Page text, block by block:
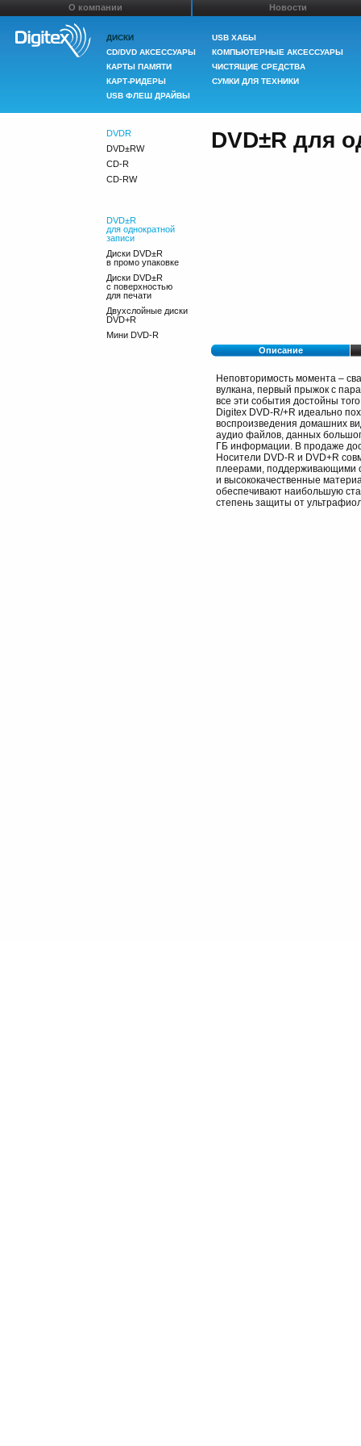
О компании Новости
ДИСКИ
USB ХАБЫ
CD/DVD АКСЕССУАРЫ
КОМПЬЮТЕРНЫЕ АКСЕССУАРЫ
КАРТЫ ПАМЯТИ
ЧИСТЯЩИЕ СРЕДСТВА
КАРТ-РИДЕРЫ
СУМКИ ДЛЯ ТЕХНИКИ
USB ФЛЕШ ДРАЙВЫ
DVDR
DVD±RW
CD-R
CD-RW
DVD±R
для однократной
записи
Диски DVD±R
в промо упаковке
Диски DVD±R
с поверхностью
для печати
Двухслойные диски
DVD+R
Мини DVD-R
DVD±R для
Описание
Неповторимость момента –
вулкана, первый прыжок с
все эти события достойны
Digitex DVD-R/+R идеально
воспроизведения домашних
аудио файлов, данных
ГБ информации. В продаже
Носители DVD-R и DVD+R
плеерами, поддерживающими
и высококачественные
обеспечивают наибольшую
степень защиты от